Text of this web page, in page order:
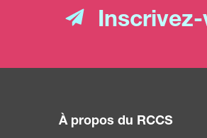
À propos du RCCS